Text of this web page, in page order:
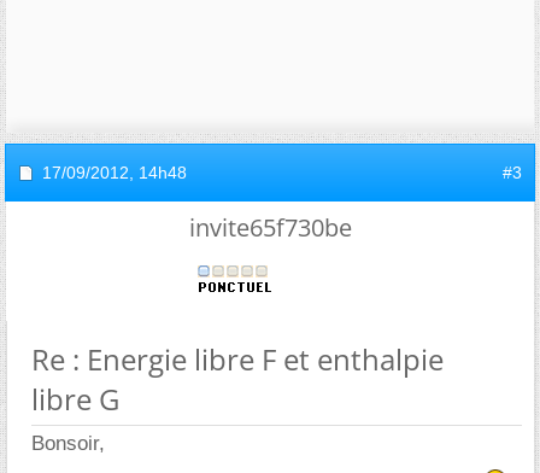
17/09/2012, 14h48 #3
invite65f730be
Re : Energie libre F et enthalpie
libre G
Bonsoir,